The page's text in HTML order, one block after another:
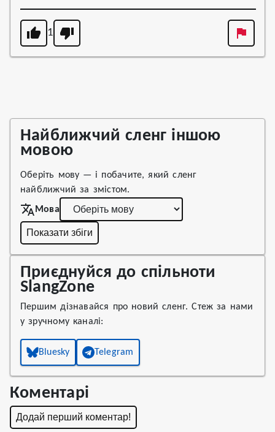
1
Найближчий сленг іншою
мовою
Оберіть мову — і побачите, який сленг
найближчий за змістом.
Мова
Показати збіги
Приєднуйся до спільноти
SlangZone
Першим дізнавайся про новий сленг. Стеж за нами
у зручному каналі:
Bluesky Telegram
Коментарі
Додай перший коментар!